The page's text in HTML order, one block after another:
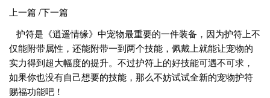
上一篇 /下一篇
护符是《逍遥情缘》中宠物最重要的一件装备，因为护符上不
仅能附带属性，还能附带一到两个技能，佩戴上就能让宠物的
实力得到超大幅度的提升。不过护符上的好技能可遇不可求，
如果你也没有自己想要的技能，那么不妨试试全新的宠物护符
赐福功能吧！